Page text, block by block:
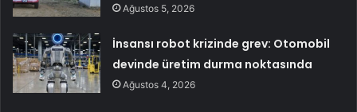
Ağustos 5, 2026
İnsansı robot krizinde grev: Otomobil
devinde üretim durma noktasında
Ağustos 4, 2026